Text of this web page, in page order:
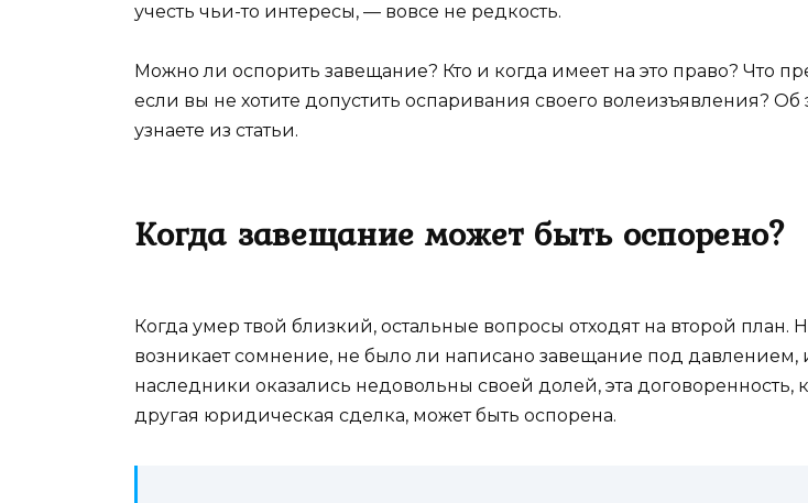
учесть чьи-то интересы, — вовсе не редкость.
Можно ли оспорить завещание? Кто и когда имеет на это право? Что
если вы не хотите допустить оспаривания своего волеизъявления? Об
узнаете из статьи.
Когда завещание может быть оспорено?
Когда умер твой близкий, остальные вопросы отходят на второй план.
возникает сомнение, не было ли написано завещание под давлением,
наследники оказались недовольны своей долей, эта договоренность,
другая юридическая сделка, может быть оспорена.